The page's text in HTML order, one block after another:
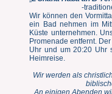
-
Wir können den
ein Bad nehmen im
Küste unternehmen.
Promenade entfernt.
Uhr und um 20:20 Uhr
Heimreise.
Wir werden als
An einigen Abenden